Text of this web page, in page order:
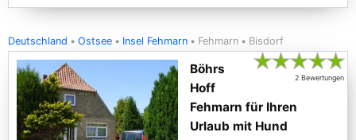
Deutschland Ostsee Insel Fehmarn Fehmarn Bisdorf
★★★★★
2 Bewertungen
Böhrs
Hoff
Fehmarn für Ihren
Urlaub mit Hund